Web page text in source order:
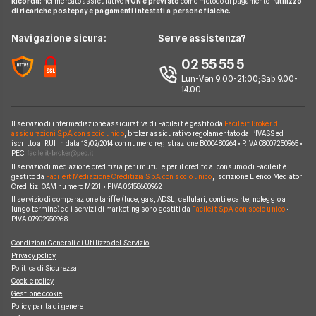
Facile.it Club
Lavora in Facile.it
Notizie Finanziamenti
Notizie Trading
Notizie Luce e gas
Offerte Telefonia Mobile Partita Iva
Notizie Telefonia Mobile
Notizie TV a pagamento
Noleggio Lungo Termine Auto Usate
Noleggio Lungo Termine Auto Elettriche
Notizie noleggio
di ricariche postepay e pagamenti intestati a persone fisiche.
Navigazione sicura: Serve assistenza?
02 55 55 5
Lun-Ven 9:00-21:00; Sab 9.00-
14.00
Il servizio di intermediazione assicurativa di Facile.it è gestito da Facile.it Broker di
assicurazioni S.p.A. con socio unico, broker assicurativo regolamentato dall'IVASS ed
iscritto al RUI in data 13/02/2014 con numero registrazione B000480264 • P.IVA 08007250965 •
PEC
Il servizio di mediazione creditizia per i mutui e per il credito al consumo di Facile.it è
gestito da Facile.it Mediazione Creditizia S.p.A. con socio unico , iscrizione Elenco Mediatori
Creditizi OAM numero M201 • P.IVA 06158600962
Il servizio di comparazione tariffe (luce, gas, ADSL, cellulari, conti e carte, noleggio a
lungo termine) ed i servizi di marketing sono gestiti da Facile.it S.p.A. con socio unico•
P.IVA 07902950968
Condizioni Generali di Utilizzo del Servizio
Privacy policy
Politica di Sicurezza
Cookie policy
Gestione cookie
Policy parità di genere